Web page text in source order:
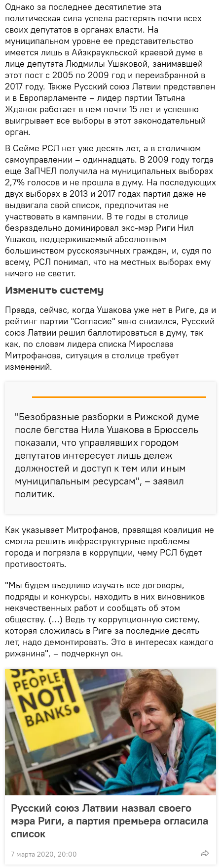
Однако за последнее десятилетие эта
политическая сила успела растерять почти всех
своих депутатов в органах власти. На
муниципальном уровне ее представительство
имеется лишь в Айзкраукльской краевой думе в
лице депутата Людмилы Ушаковой, занимавшей
этот пост с 2005 по 2009 год и переизбранной в
2017 году. Также Русский союз Латвии представлен
и в Европарламенте – лидер партии Татьяна
Жданок работает в нем почти 15 лет и успешно
выигрывает все выборы в этот законодательный
орган.
В Сейме РСЛ нет уже десять лет, а в столичном
самоуправлении – одиннадцать. В 2009 году тогда
еще ЗаПЧЕЛ получила на муниципальных выборах
2,7% голосов и не прошла в думу. На последующих
двух выборах в 2013 и 2017 годах партия даже не
выдвигала свой список, предпочитая не
участвовать в кампании. В те годы в столице
безраздельно доминировал экс-мэр Риги Нил
Ушаков, поддерживаемый абсолютным
большинством русскоязычных граждан, и, судя по
всему, РСЛ понимал, что на местных выборах ему
ничего не светит.
Изменить систему
Правда, сейчас, когда Ушакова уже нет в Риге, да и
рейтинг партии "Согласие" явно снизился, Русский
союз Латвии решил баллотироваться в думу, так
как, по словам лидера списка Мирослава
Митрофанова, ситуация в столице требует
изменений.
"Безобразные разборки в Рижской думе
после бегства Нила Ушакова в Брюссель
показали, что управлявших городом
депутатов интересует лишь дележ
должностей и доступ к тем или иным
муниципальным ресурсам", – заявил
политик.
Как указывает Митрофанов, правящая коалиция не
смогла решить инфраструктурные проблемы
города и погрязла в коррупции, чему РСЛ будет
противостоять.
"Мы будем въедливо изучать все договоры,
подряды и конкурсы, находить в них виновников
некачественных работ и сообщать об этом
обществу. (…) Ведь ту коррупционную систему,
которая сложилась в Риге за последние десять
лет, надо демонтировать. Это в интересах каждого
рижанина", – подчеркнул он.
Русский союз Латвии назвал своего
мэра Риги, а партия премьера огласила
список
7 марта 2020, 20:00